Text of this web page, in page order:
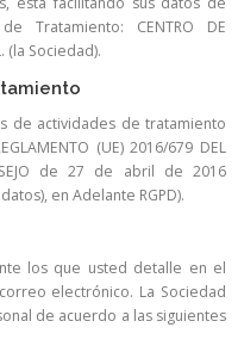
Tratamiento: CENTRO DE
(la Sociedad).
de actividades de tratamiento
(UE) 2016/679 DEL
de 27 de abril de 2016
en Adelante RGPD).
los que usted detalle en el
electrónico. La Sociedad
de acuerdo a las siguientes